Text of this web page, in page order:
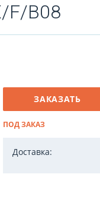
F/B08
ЗАКАЗАТЬ
ПОД ЗАКАЗ
Доставка: